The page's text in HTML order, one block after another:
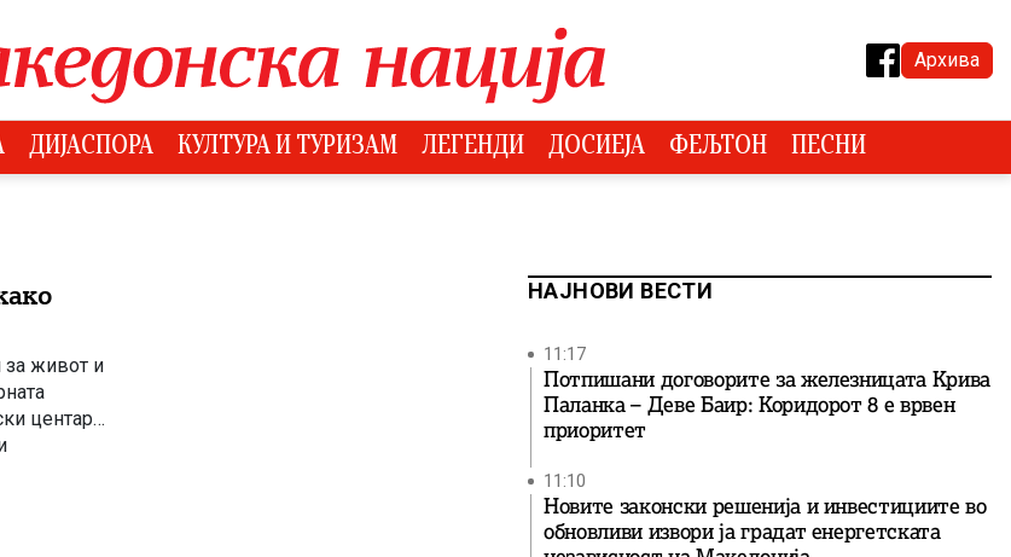
Архива
ДИЈАСПОРА КУЛТУРА И ТУРИЗАМ ЛЕГЕНДИ ДОСИЕЈА ФЕЉТОН ПЕСНИ
за живот и
центар
НАЈНОВИ ВЕСТИ
11:17
Потпишани договорите за железницата Крива
Паланка – Деве Баир: Коридорот 8 е врвен
приоритет
11:10
Новите законски решенија и инвестициите во
обновливи извори ја градат енергетската